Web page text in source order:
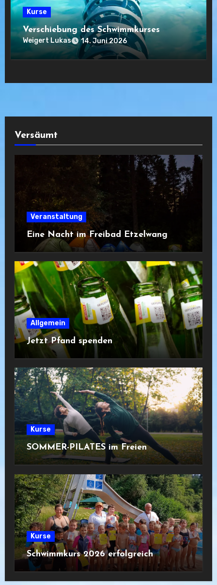
Kurse
Verschiebung des Schwimmkurses
Weigert Lukas 14. Juni 2026
Versäumt
Veranstaltung
Eine Nacht im Freibad Etzelwang
Allgemein
Jetzt Pfand spenden
Kurse
SOMMER-PILATES im Freien
Kurse
Schwimmkurs 2026 erfolgreich